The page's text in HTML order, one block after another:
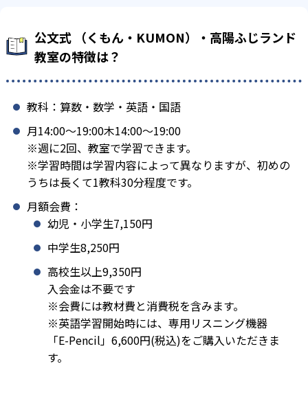
公文式 （くもん・KUMON）・高陽ふじランド
教室の特徴は？
教科：算数・数学・英語・国語
月14:00〜19:00木14:00〜19:00
※週に2回、教室で学習できます。
※学習時間は学習内容によって異なりますが、初めの
うちは長くて1教科30分程度です。
月額会費：
幼児・小学生7,150円
中学生8,250円
高校生以上9,350円
入会金は不要です
※会費には教材費と消費税を含みます。
※英語学習開始時には、専用リスニング機器
「E-Pencil」6,600円(税込)をご購入いただきま
す。